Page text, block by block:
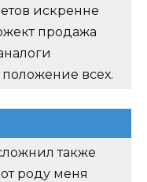
искренне
продажа
всех.
также
роду меня